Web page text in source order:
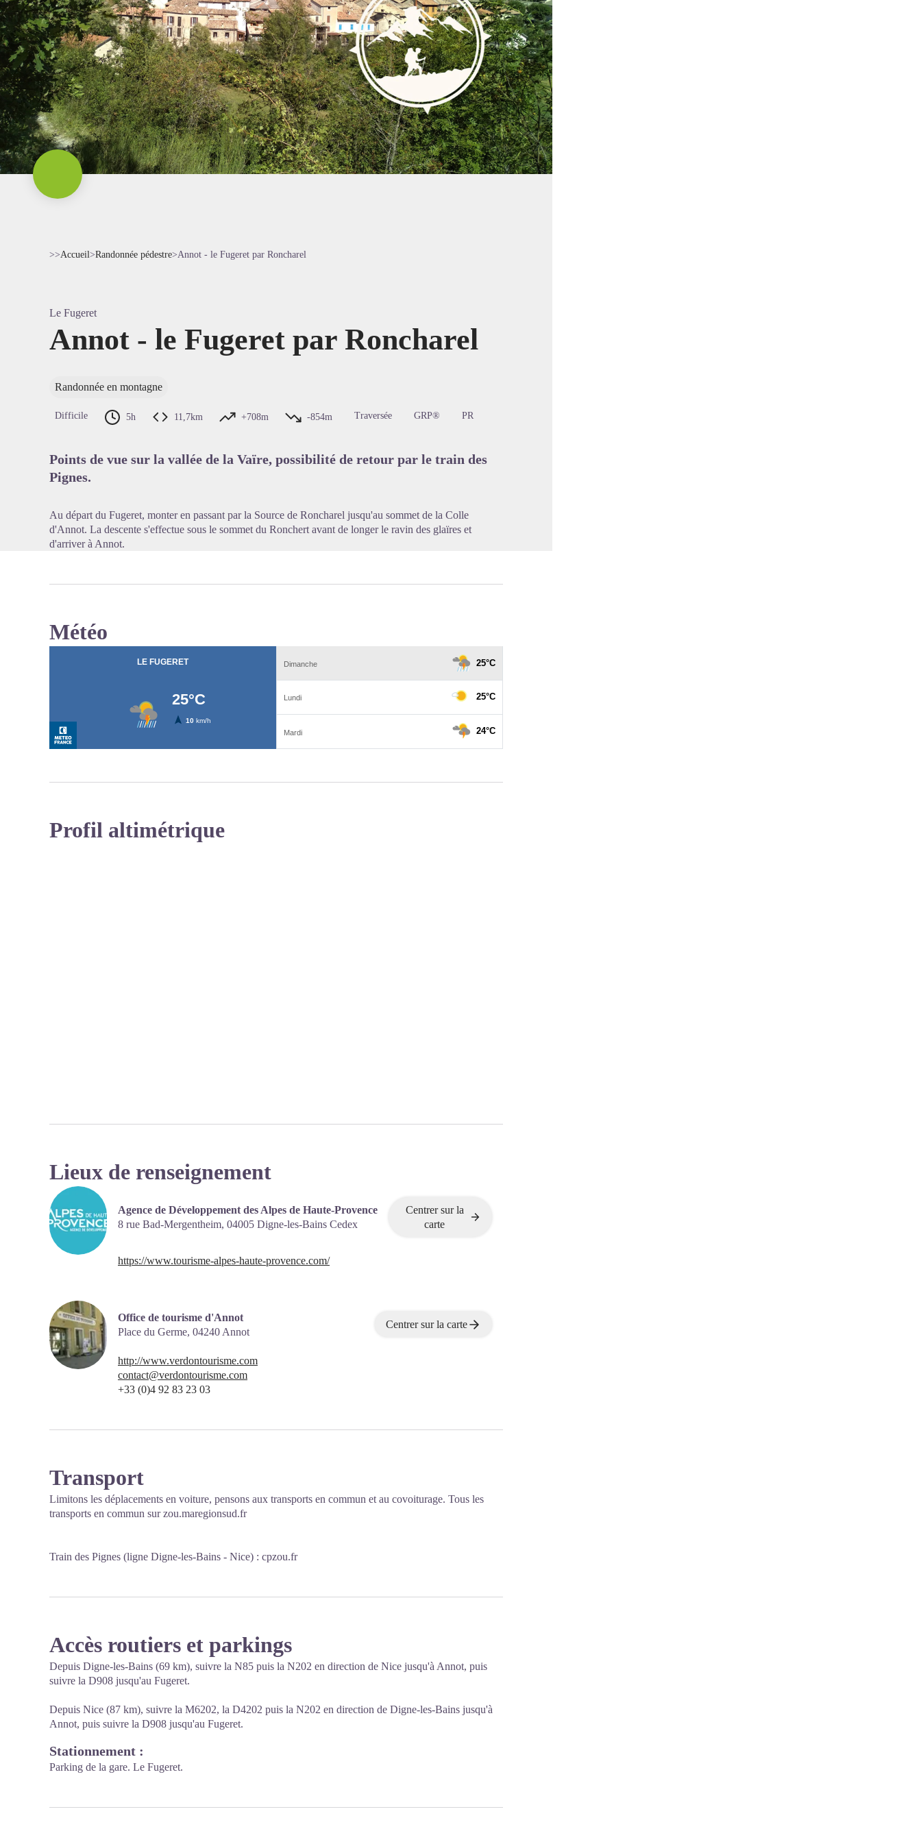
>>Accueil>Randonnée pédestre>Annot - le Fugeret par Roncharel
Le Fugeret
Annot - le Fugeret par Roncharel
Randonnée en montagne
Difficile 5h 11,7km +708m -854m Traversée GRP® PR
Points de vue sur la vallée de la Vaïre, possibilité de retour par le train des
Pignes.
Au départ du Fugeret, monter en passant par la Source de Roncharel jusqu'au sommet de la Colle
d'Annot. La descente s'effectue sous le sommet du Ronchert avant de longer le ravin des glaïres et
d'arriver à Annot.
Météo
Profil altimétrique
Lieux de renseignement
Agence de Développement des Alpes de Haute-Provence
8 rue Bad-Mergentheim, 04005 Digne-les-Bains Cedex
Centrer sur la
carte
https://www.tourisme-alpes-haute-provence.com/
Office de tourisme d'Annot
Place du Germe, 04240 Annot
Centrer sur la carte
http://www.verdontourisme.com
contact@verdontourisme.com
+33 (0)4 92 83 23 03
Transport
Limitons les déplacements en voiture, pensons aux transports en commun et au covoiturage. Tous les
transports en commun surzou.maregionsud.fr
Train des Pignes (ligne Digne-les-Bains - Nice) : cpzou.fr
Accès routiers et parkings
Depuis Digne-les-Bains (69 km), suivre la N85 puis la N202 en direction de Nice jusqu'à Annot, puis
suivre la D908 jusqu'au Fugeret.
Depuis Nice (87 km), suivre la M6202, la D4202 puis la N202 en direction de Digne-les-Bains jusqu'à
Annot, puis suivre la D908 jusqu'au Fugeret.
Stationnement :
Parking de la gare. Le Fugeret.